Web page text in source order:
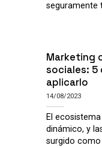
seguramente
Marketing
sociales: 5
aplicarlo
14/08/2023
El
dinámico, y
surgido como